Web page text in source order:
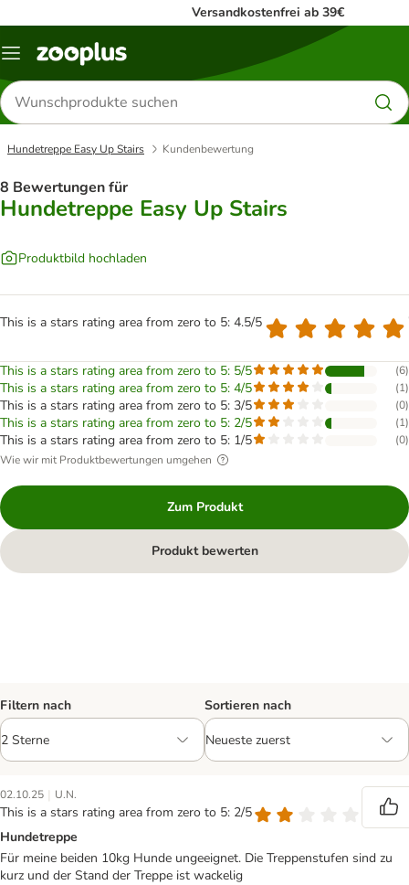
Versandkostenfrei ab 39€
Menü
Produkte
suchen
Hundetreppe Easy Up Stairs Kundenbewertung
8 Bewertungen für
Hundetreppe Easy Up Stairs
Produktbild hochladen
This is a stars rating area from zero to 5: 4.5/5
This is a stars rating area from zero to 5: 5/5 (6)
This is a stars rating area from zero to 5: 4/5 (1)
This is a stars rating area from zero to 5: 3/5 (0)
This is a stars rating area from zero to 5: 2/5 (1)
This is a stars rating area from zero to 5: 1/5 (0)
Wie wir mit Produktbewertungen umgehen
Zum Produkt
Produkt bewerten
Filtern nach Sortieren nach
02.10.25 | U.N.
This is a stars rating area from zero to 5: 2/5
Hundetreppe
Für meine beiden 10kg Hunde ungeeignet. Die Treppenstufen sind zu
kurz und der Stand der Treppe ist wackelig